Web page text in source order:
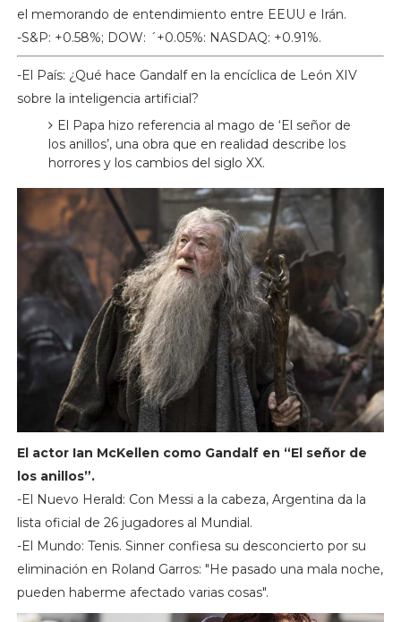
el memorando de entendimiento entre EEUU e Irán.
-S&P: +0.58%; DOW: ´+0.05%: NASDAQ: +0.91%.
-El País: ¿Qué hace Gandalf en la encíclica de León XIV
sobre la inteligencia artificial?
El Papa hizo referencia al mago de ‘El señor de
los anillos’, una obra que en realidad describe los
horrores y los cambios del siglo XX.
El actor Ian McKellen como Gandalf en “El señor de
los anillos”.
-El Nuevo Herald: Con Messi a la cabeza, Argentina da la
lista oficial de 26 jugadores al Mundial.
-El Mundo: Tenis. Sinner confiesa su desconcierto por su
eliminación en Roland Garros: "He pasado una mala noche,
pueden haberme afectado varias cosas".